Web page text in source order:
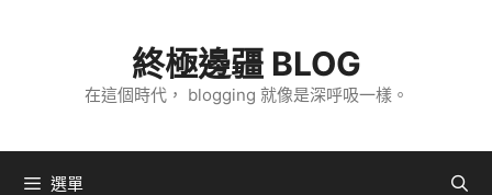
內
終極邊疆 BLOG
在這個時代， blogging 就像是深呼吸一樣。
選單